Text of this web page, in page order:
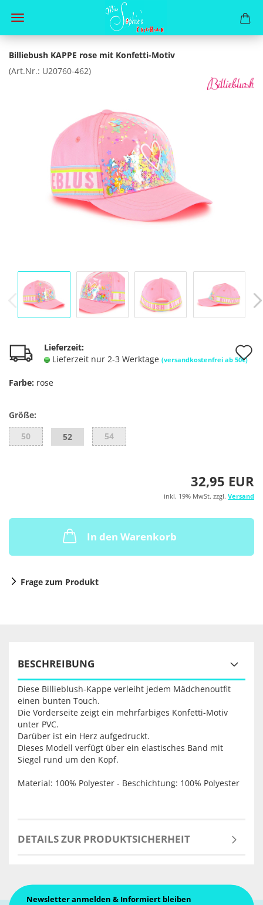
Billiebush KAPPE rose mit Konfetti-Motiv
(Art.Nr.: U20760-462)
Lieferzeit:
Lieferzeit nur 2-3 Werktage (versandkostenfrei ab 50€)
Farbe: rose
Größe:
50
52 54
32,95 EUR
inkl. 19% MwSt. zzgl. Versand
In den Warenkorb
Frage zum Produkt
BESCHREIBUNG
Diese Billieblush-Kappe verleiht jedem Mädchenoutfit
einen bunten Touch.
Die Vorderseite zeigt ein mehrfarbiges Konfetti-Motiv
unter PVC.
Darüber ist ein Herz aufgedruckt.
Dieses Modell verfügt über ein elastisches Band mit
Siegel rund um den Kopf.
Material: 100% Polyester - Beschichtung: 100% Polyester
DETAILS ZUR PRODUKTSICHERHEIT
Newsletter anmelden & Informiert bleiben